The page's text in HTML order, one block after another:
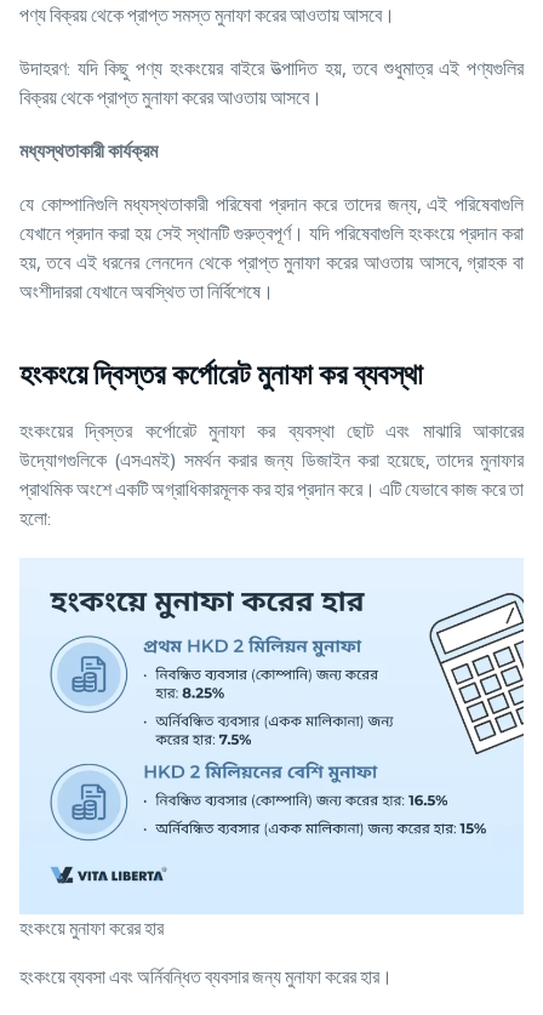
পণ্য বিক্রয় থেকে প্রাপ্ত সমস্ত মুনাফা করের আওতায় আসবে।
উদাহরণ: যদি কিছু পণ্য হংকংয়ের বাইরে উত্পাদিত হয়, তবে শুধুমাত্র এই পণ্যগুলির
বিক্রয় থেকে প্রাপ্ত মুনাফা করের আওতায় আসবে।
মধ্যস্থতাকারীকার্যক্রম
যে কোম্পানিগুলি মধ্যস্থতাকারী পরিষেবা প্রদান করে তাদের জন্য, এই পরিষেবাগুলি
যেখানে প্রদান করা হয় সেই স্থানটি গুরুত্বপূর্ণ। যদি পরিষেবাগুলি হংকংয়ে প্রদান করা
হয়, তবে এই ধরনের লেনদেন থেকে প্রাপ্ত মুনাফা করের আওতায় আসবে, গ্রাহক বা
অংশীদাররা যেখানে অবস্থিত তা নির্বিশেষে।
হংকংয়ে দ্বিস্তর কর্পোরেট মুনাফা কর ব্যবস্থা
হংকংয়ের দ্বিস্তর কর্পোরেট মুনাফা কর ব্যবস্থা ছোট এবং মাঝারি আকারের
উদ্যোগগুলিকে (এসএমই) সমর্থন করার জন্য ডিজাইন করা হয়েছে, তাদের মুনাফার
প্রাথমিক অংশে একটি অগ্রাধিকারমূলক কর হার প্রদান করে। এটি যেভাবে কাজ করে তা
হলো:
হংকংয়ে মুনাফা করের হার
হংকংয়ে ব্যবসা এবং অর্নিবন্ধিত ব্যবসার জন্য মুনাফা করের হার।